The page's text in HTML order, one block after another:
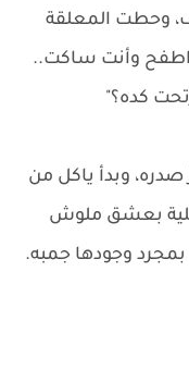
وحطت المعلقة
وأنت ساكت..
كده؟"
وبدأ ياكل من
بعشق ملوش
وجودها جمبه.